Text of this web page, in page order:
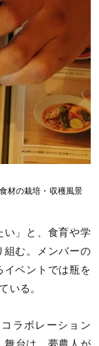
材の栽培・収穫風景
い」と、食育や学
組む。メンバーの
イベントでは瓶を
いる。
ラボレーション